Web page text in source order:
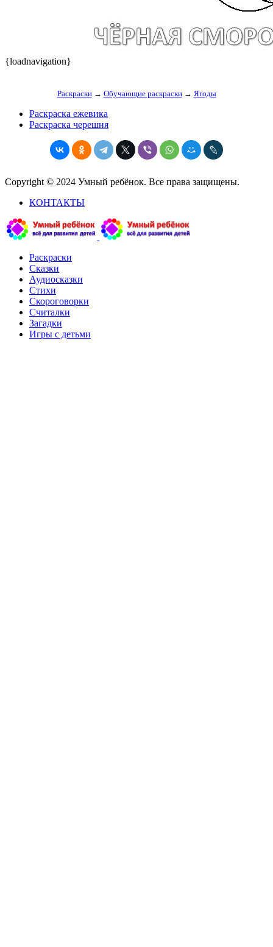
{loadnavigation}
Раскраски→ Обучающие раскраски→ Ягоды
Раскраска ежевика
Раскраска черешня
Copyright © 2024 Умный ребёнок. Все права защищены.
КОНТАКТЫ
Раскраски
Сказки
Аудиосказки
Стихи
Скороговорки
Считалки
Загадки
Игры с детьми